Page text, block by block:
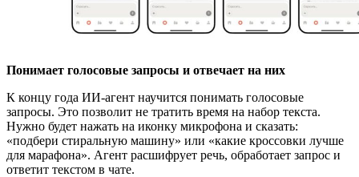
Понимает голосовые запросы и отвечает на них
К концу года ИИ-агент научится понимать голосовые
запросы. Это позволит не тратить время на набор текста.
Нужно будет нажать на иконку микрофона и сказать:
«подбери стиральную машину» или «какие кроссовки лучше
для марафона». Агент расшифрует речь, обработает запрос и
ответит текстом в чате.